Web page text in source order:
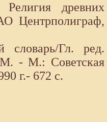
древних
Центрполиграф,
словарь/Гл. ред.
- М.: Советская
г.- 672 с.